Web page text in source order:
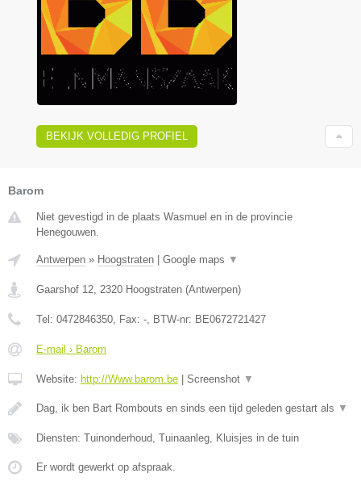
BEKIJK VOLLEDIG PROFIEL
Barom
Niet gevestigd in de plaats Wasmuel en in de provincie
Henegouwen.
Antwerpen » Hoogstraten Google maps ▼
Gaarshof 12, 2320 Hoogstraten (Antwerpen)
Tel: 0472846350, Fax: -, BTW-nr: BE0672721427
E-mail › Barom
Website: http://Www.barom.be Screenshot ▼
Dag, ik ben Bart Rombouts en sinds een tijd geleden gestart als ▼
Diensten: Tuinonderhoud, Tuinaanleg, Kluisjes in de tuin
Er wordt gewerkt op afspraak.